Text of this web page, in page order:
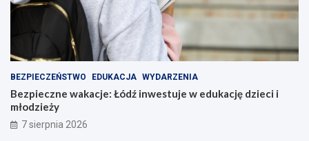
BEZPIECZEŃSTWO EDUKACJA WYDARZENIA
Bezpieczne wakacje: Łódź inwestuje w edukację dzieci i
młodzieży
7 sierpnia 2026